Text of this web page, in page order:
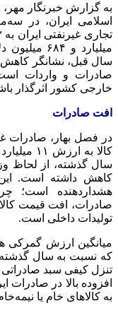
به گزارش خبرنگار
میلیارد و
سال قبل، نشانگر
صادرات و واردات
خارجی کشور اثرگذار
افت صادرات
کاهش داشته است.
هشداردهنده است؛
صادرات، افت قیمت
تولیدات داخلی است.
تنزل کیفی سبد
افزوده بالا در
به کالاهای خام یا